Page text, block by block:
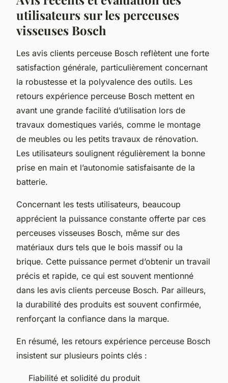
utilisateurs sur les perceuses
visseuses Bosch
Les avis clients perceuse Bosch reflètent une forte
satisfaction générale, particulièrement concernant
la robustesse et la polyvalence des outils. Les
retours expérience perceuse Bosch mettent en
avant une grande facilité d’utilisation lors de
travaux domestiques variés, comme le montage
de meubles ou les petits travaux de rénovation.
Les utilisateurs soulignent régulièrement la bonne
prise en main et l’autonomie satisfaisante de la
batterie.
Concernant les tests utilisateurs, beaucoup
apprécient la puissance constante offerte par ces
perceuses visseuses Bosch, même sur des
matériaux durs tels que le bois massif ou la
brique. Cette puissance permet d’obtenir un travail
précis et rapide, ce qui est souvent mentionné
dans les avis clients perceuse Bosch. Par ailleurs,
la durabilité des produits est souvent confirmée,
renforçant la confiance dans la marque.
En résumé, les retours expérience perceuse Bosch
insistent sur plusieurs points clés :
Fiabilité et solidité du produit